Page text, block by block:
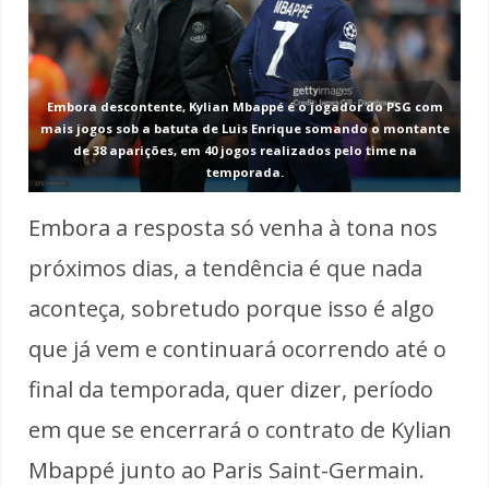
Embora descontente, Kylian Mbappé é o jogador do PSG com
mais jogos sob a batuta de Luis Enrique somando o montante
de 38 aparições, em 40 jogos realizados pelo time na
temporada.
Embora a resposta só venha à tona nos
próximos dias, a tendência é que nada
aconteça, sobretudo porque isso é algo
que já vem e continuará ocorrendo até o
final da temporada, quer dizer, período
em que se encerrará o contrato de Kylian
Mbappé junto ao Paris Saint-Germain.